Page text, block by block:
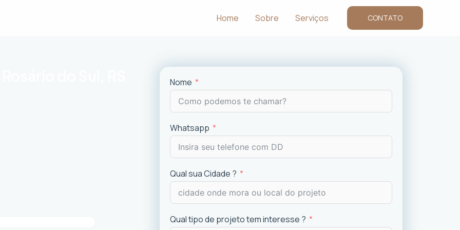
Home Sobre Serviços CONTATO
Nome
Whatsapp
Qual sua Cidade ?
Qual tipo de projeto tem interesse ?